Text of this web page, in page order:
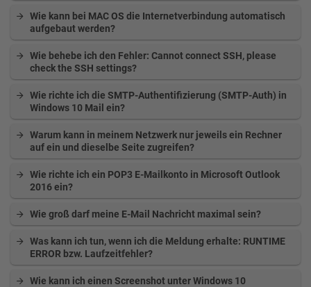
Wie kann bei MAC OS die Internetverbindung automatisch
aufgebaut werden?
Wie behebe ich den Fehler: Cannot connect SSH, please
check the SSH settings?
Wie richte ich die SMTP-Authentifizierung (SMTP-Auth) in
Windows 10 Mail ein?
Warum kann in meinem Netzwerk nur jeweils ein Rechner
auf ein und dieselbe Seite zugreifen?
Wie richte ich ein POP3 E-Mailkonto in Microsoft Outlook
2016 ein?
Wie groß darf meine E-Mail Nachricht maximal sein?
Was kann ich tun, wenn ich die Meldung erhalte: RUNTIME
ERROR bzw. Laufzeitfehler?
Wie kann ich einen Screenshot unter Windows 10